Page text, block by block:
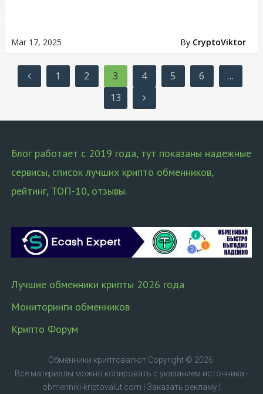
Mar 17, 2025 By CryptoViktor
Posts
pagination
1 2 3 4 5 6
…
13
Блог работает с 2019 года, тут показаны надежные
сервисы, список лучших крипто обменников,
рейтинг, ТОП-10, отзывы.
Лучшие обменники крипты 2026 года
Мониторинги обменников
Крипто Форум
Обменники криптовалютCopyright © 2026.
Все материалы можно копировать с указанием источника -
obmenniki-kriptovalut.com
Заказать рекламу|